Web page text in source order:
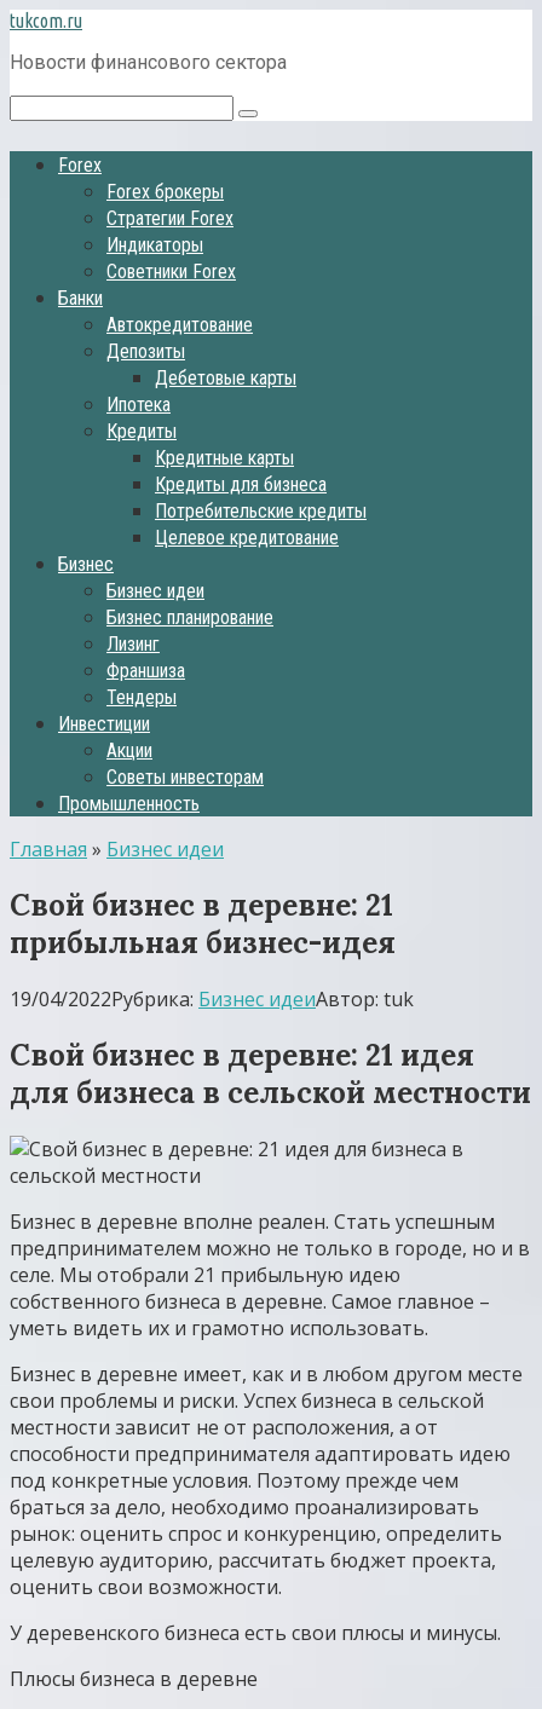
Перейти
к
контенту
tukcom.ru
Новости финансового сектора
Поиск:
Forex
Forex брокеры
Стратегии Forex
Индикаторы
Советники Forex
Банки
Автокредитование
Депозиты
Дебетовые карты
Ипотека
Кредиты
Кредитные карты
Кредиты для бизнеса
Потребительские кредиты
Целевое кредитование
Бизнес
Бизнес идеи
Бизнес планирование
Лизинг
Франшиза
Тендеры
Инвестиции
Акции
Советы инвесторам
Промышленность
Главная » Бизнес идеи
Свой бизнес в деревне: 21
прибыльная бизнес-идея
19/04/2022Рубрика: Бизнес идеиАвтор: tuk
Свой бизнес в деревне: 21 идея
для бизнеса в сельской местности
Бизнес в деревне вполне реален. Стать успешным
предпринимателем можно не только в городе, но и в
селе. Мы отобрали 21 прибыльную идею
собственного бизнеса в деревне. Самое главное –
уметь видеть их и грамотно использовать.
Бизнес в деревне имеет, как и в любом другом месте
свои проблемы и риски. Успех бизнеса в сельской
местности зависит не от расположения, а от
способности предпринимателя адаптировать идею
под конкретные условия. Поэтому прежде чем
браться за дело, необходимо проанализировать
рынок: оценить спрос и конкуренцию, определить
целевую аудиторию, рассчитать бюджет проекта,
оценить свои возможности.
У деревенского бизнеса есть свои плюсы и минусы.
Плюсы бизнеса в деревне